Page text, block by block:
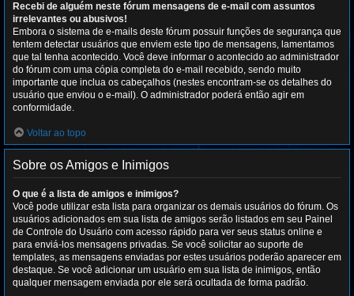
Recebi de alguém neste fórum mensagens de e-mail com assuntos
irrelevantes ou abusivos!
Embora o sistema de e-mails deste fórum possuir funções de segurança que
tentem detectar usuários que enviem este tipo de mensagens, lamentamos
que tal tenha acontecido. Você deve informar o acontecido ao administrador
do fórum com uma cópia completa do e-mail recebido, sendo muito
importante que inclua os cabeçalhos (nestes encontram-se os detalhes do
usuário que enviou o e-mail). O administrador poderá então agir em
conformidade.
Voltar ao topo
Sobre os Amigos e Inimigos
O que é a lista de amigos e inimigos?
Você pode utilizar esta lista para organizar os demais usuários do fórum. Os
usuários adicionados em sua lista de amigos serão listados em seu Painel
de Controle do Usuário com acesso rápido para ver seus status online e
para enviá-los mensagens privadas. Se você solicitar ao suporte de
templates, as mensagens enviadas por estes usuários poderão aparecer em
destaque. Se você adicionar um usuário em sua lista de inimigos, então
qualquer mensagem enviada por ele será ocultada de forma padrão.